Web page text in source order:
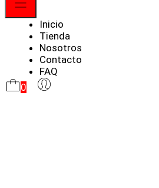
MenúInicio
Tienda
Nosotros
Contacto
FAQ
0